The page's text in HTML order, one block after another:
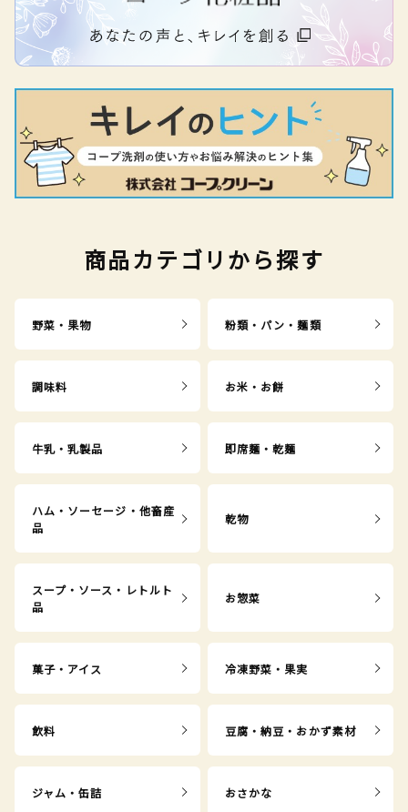
商品カテゴリから探す
野菜・果物 粉類・パン・麺類
調味料 お米・お餅
牛乳・乳製品 即席麺・乾麺
ハム・ソーセージ・他畜産
品
乾物
スープ・ソース・レトルト
品
お惣菜
菓子・アイス 冷凍野菜・果実
飲料 豆腐・納豆・おかず素材
ジャム・缶詰 おさかな